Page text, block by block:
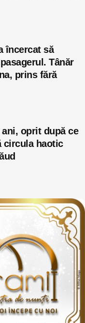
încercat să
Tânăr
prins fără
oprit după ce
circula haotic